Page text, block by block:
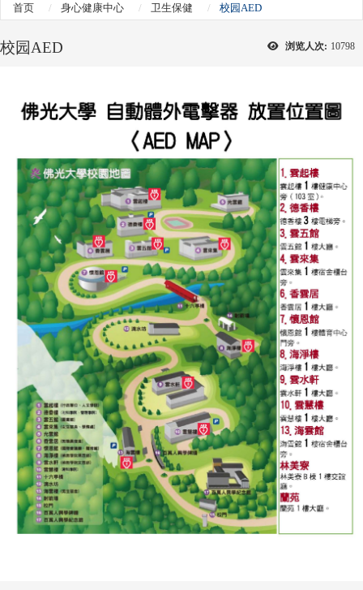
首页 身心健康中心 卫生保健 校园AED
浏览人次: 10798
校园AED